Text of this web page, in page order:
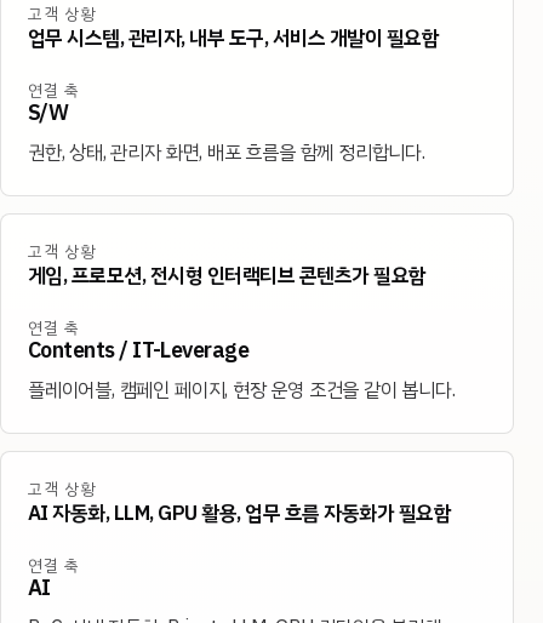
고객 상황
업무 시스템, 관리자, 내부 도구, 서비스 개발이 필요함
연결 축
S/W
권한, 상태, 관리자 화면, 배포 흐름을 함께 정리합니다.
고객 상황
게임, 프로모션, 전시형 인터랙티브 콘텐츠가 필요함
연결 축
Contents / IT-Leverage
플레이어블, 캠페인 페이지, 현장 운영 조건을 같이 봅니다.
고객 상황
AI 자동화, LLM, GPU 활용, 업무 흐름 자동화가 필요함
연결 축
AI